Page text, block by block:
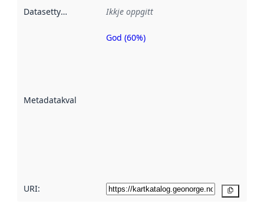
Datasettype Ikkje oppgitt
Metadatakvalitet
Metadatakvalitet
God (60%)
URI: